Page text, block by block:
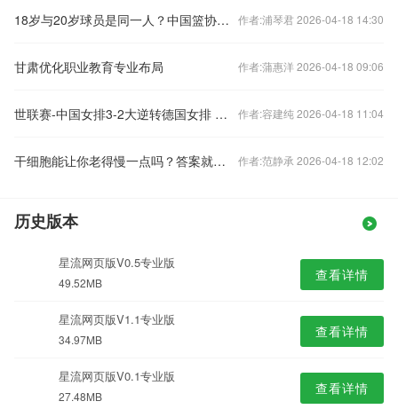
18岁与20岁球员是同一人？中国篮协：正在调查 作者:浦琴君 2026-04-18 14:30
甘肃优化职业教育专业布局 作者:蒲惠洋 2026-04-18 09:06
世联赛-中国女排3-2大逆转德国女排 张常宁23分 作者:容建纯 2026-04-18 11:04
干细胞能让你老得慢一点吗？答案就藏在你的一生里 作者:范静承 2026-04-18 12:02
历史版本
星流网页版V0.5专业版
49.52MB 查看详情
星流网页版V1.1专业版
34.97MB 查看详情
星流网页版V0.1专业版
27.48MB 查看详情